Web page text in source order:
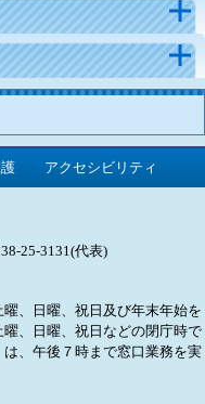
アクセシビリティ
25-3131(代表)
、日曜、祝日及び年末年始を
、日曜、祝日などの閉庁時で
、午後７時まで窓口業務を実